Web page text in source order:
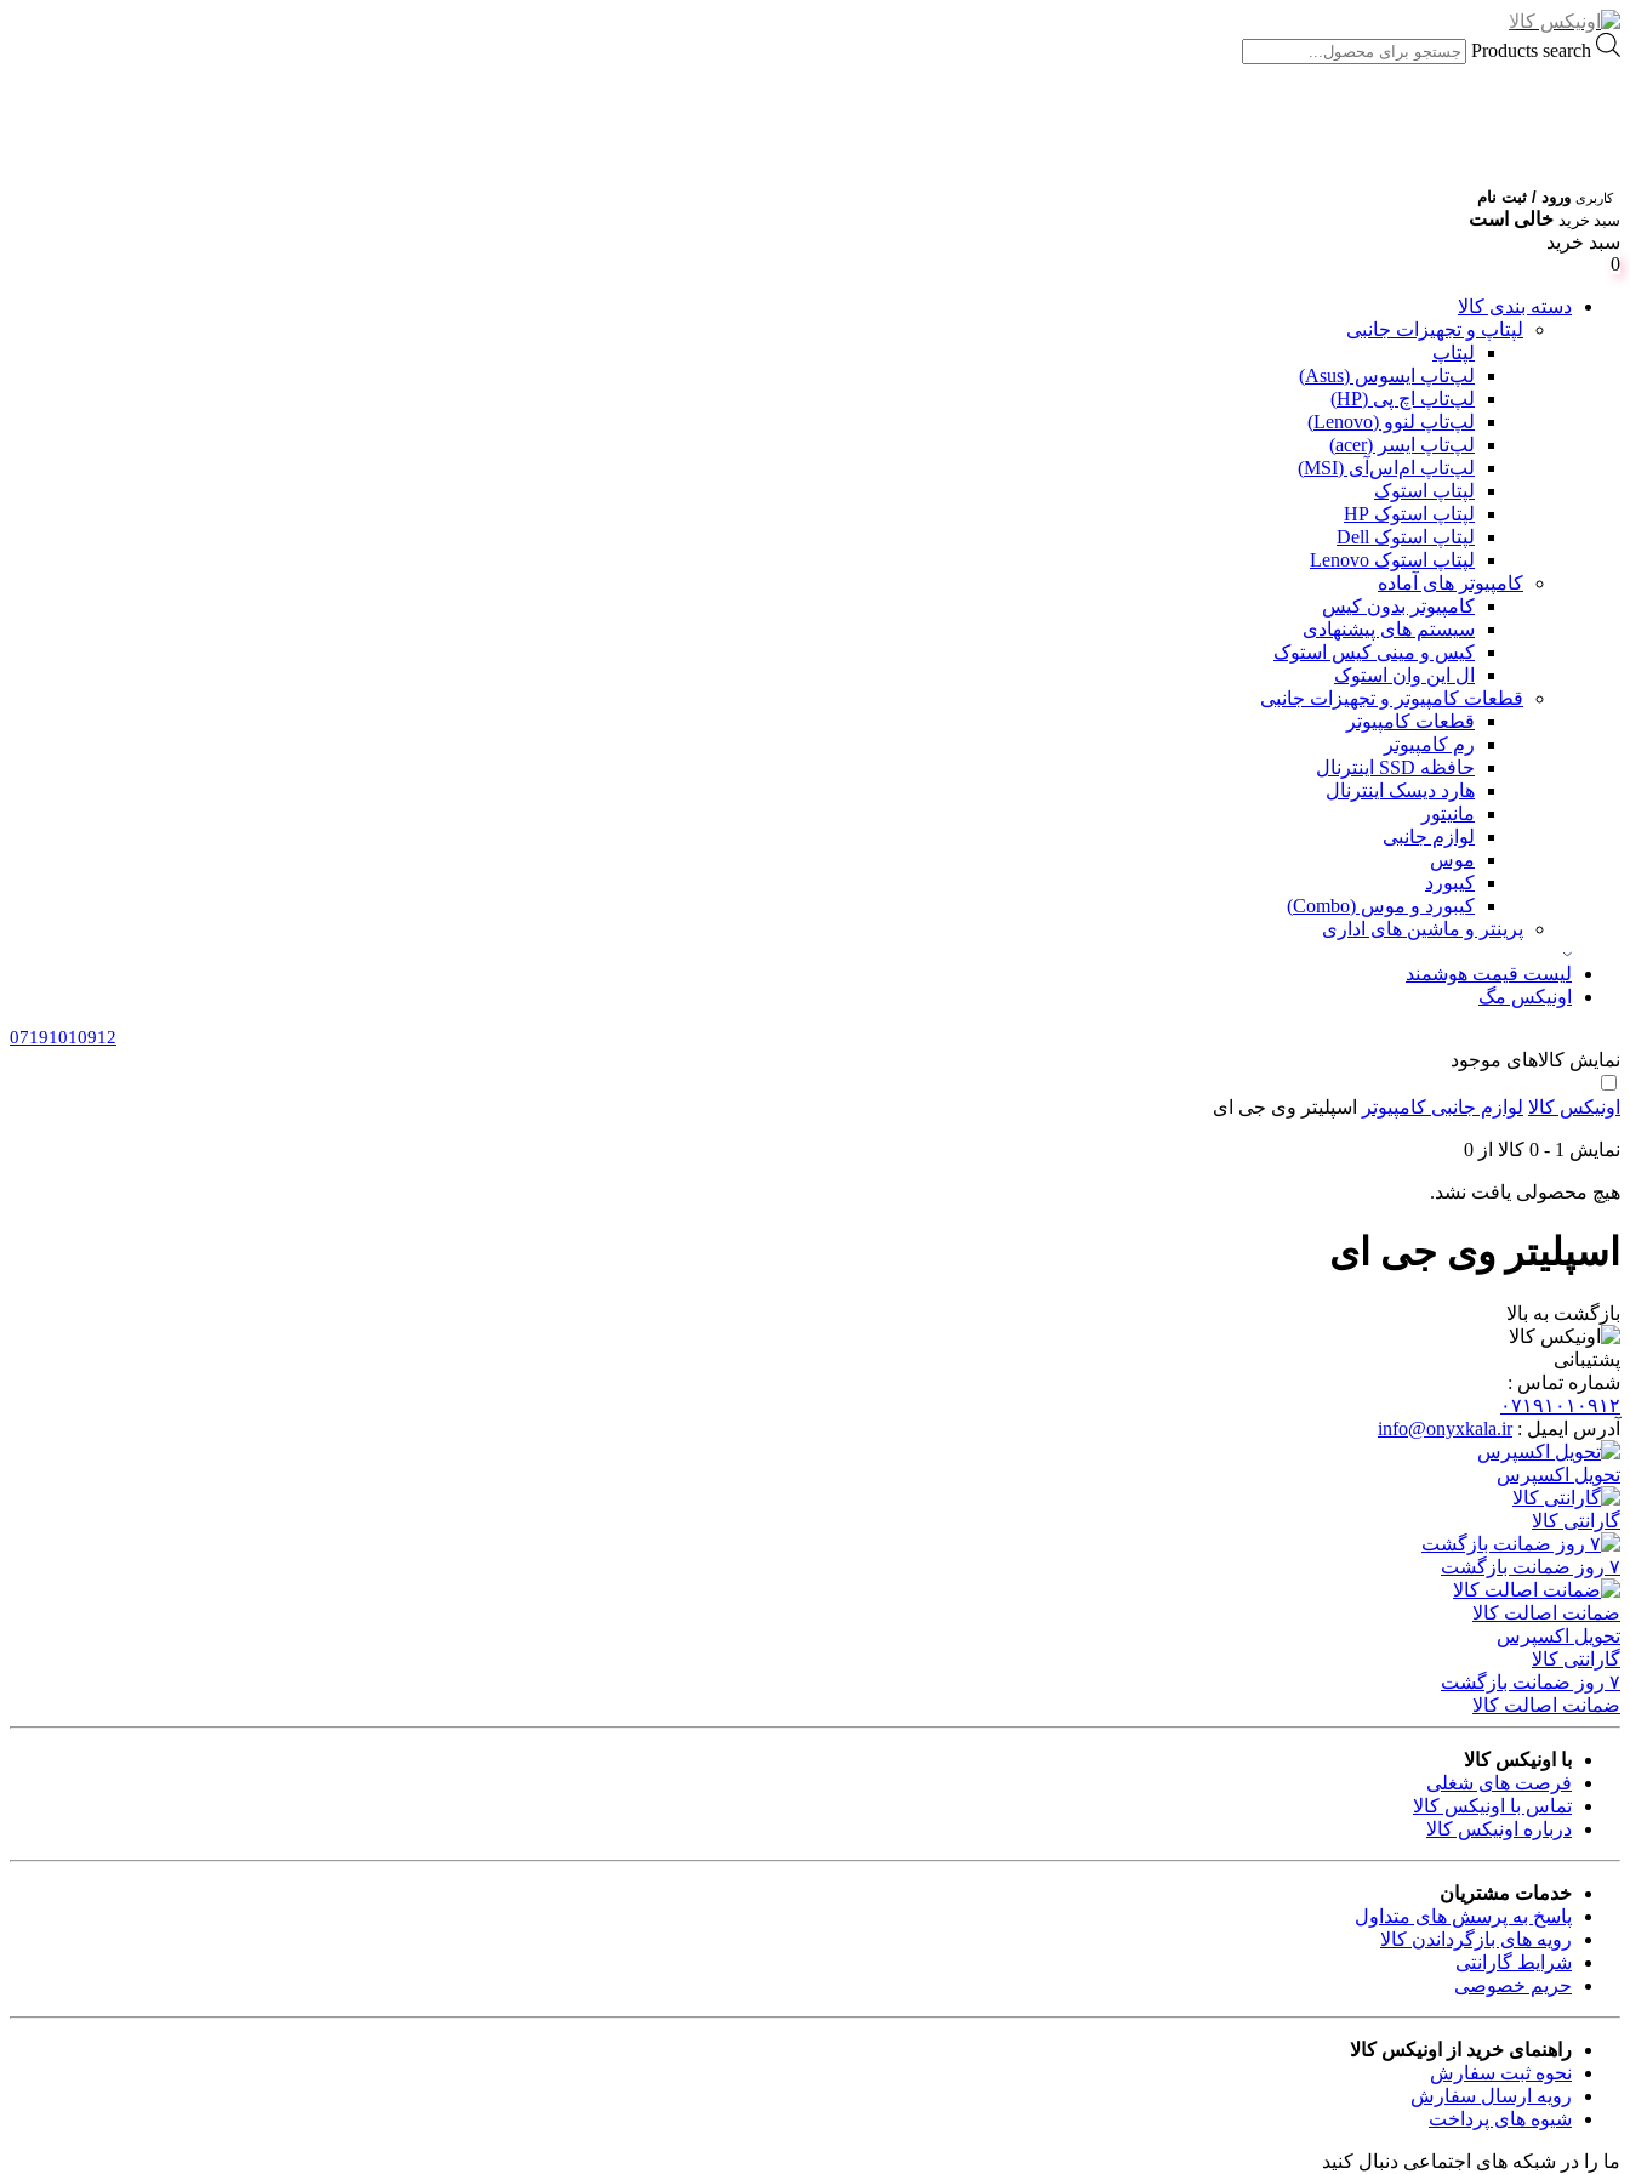
Products search
کاربری ورود / ثبت نام
سبد خرید خالی است
سبد خرید
0
دسته بندی کالا
لپتاپ و تجهیزات جانبی
لپتاپ
لپ‌تاپ ایسوس (Asus)
لپ‌تاپ اچ پی (HP)
لپ‌تاپ لنوو (Lenovo)
لپ‌تاپ ایسر (acer)
لپ‌تاپ ام‌اس‌آی (MSI)
لپتاپ استوک
لپتاپ استوک HP
لپتاپ استوک Dell
لپتاپ استوک Lenovo
کامپیوتر های آماده
کامپیوتر بدون کیس
سیستم های پیشنهادی
کیس و مینی کیس استوک
ال این وان استوک
قطعات کامپیوتر و تجهیزات جانبی
قطعات کامپیوتر
رم کامپیوتر
حافظه SSD اینترنال
هارد دیسک اینترنال
مانیتور
لوازم جانبی
موس
کیبورد
کیبورد و موس (Combo)
پرینتر و ماشین های اداری
لیست قیمت هوشمند
اونیکس مگ
07191010912
نمایش کالاهای موجود
اونیکس کالا لوازم جانبی کامپیوتر اسپلیتر وی جی ای
نمایش 1
-
0 کالا از 0
هیچ محصولی یافت نشد.
اسپلیتر وی جی ای
بازگشت به بالا
پشتیبانی
شماره تماس :
۰۷۱۹۱۰۱۰۹۱۲
آدرس ایمیل : info@onyxkala.ir
تحویل اکسپرس
گارانتی کالا
۷ روز ضمانت بازگشت
ضمانت اصالت کالا
تحویل اکسپرس
گارانتی کالا
۷ روز ضمانت بازگشت
ضمانت اصالت کالا
با اونیکس کالا
فرصت های شغلی
تماس با اونیکس کالا
درباره اونیکس کالا
خدمات مشتریان
پاسخ به پرسش های متداول
رویه های بازگرداندن کالا
شرایط گارانتی
حریم خصوصی
راهنمای خرید از اونیکس کالا
نحوه ثبت سفارش
رویه ارسال سفارش
شیوه های پرداخت
ما را در شبکه های اجتماعی دنبال کنید